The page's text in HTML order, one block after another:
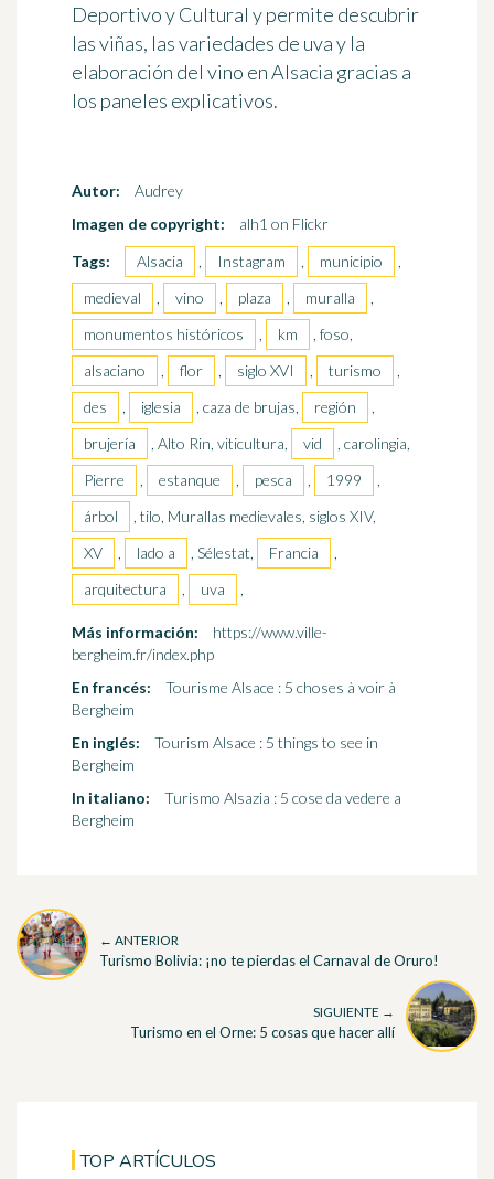
Deportivo y Cultural y permite descubrir
las viñas, las variedades de uva y la
elaboración del vino en Alsacia gracias a
los paneles explicativos.
Autor:
Audrey
Imagen de copyright:
alh1 on Flickr
Tags:
Alsacia , Instagram , municipio
,
medieval
, vino , plaza , muralla
,
monumentos históricos
, km
, foso,
alsaciano
, flor , siglo XVI , turismo
,
des
, iglesia , caza de brujas, región
,
brujería
, Alto Rin, viticultura, vid
, carolingia,
Pierre
, estanque , pesca , 1999
,
árbol
, tilo, Murallas medievales, siglos XIV,
XV
, lado a , Sélestat, Francia
,
arquitectura
, uva ,
Más información:
https://www.ville-
bergheim.fr/index.php
En francés:
Tourisme Alsace : 5 choses à voir à
Bergheim
En inglés:
Tourism Alsace : 5 things to see in
Bergheim
In italiano:
Turismo Alsazia : 5 cose da vedere a
Bergheim
← ANTERIOR
Turismo Bolivia: ¡no te pierdas el Carnaval de Oruro!
SIGUIENTE →
Turismo en el Orne: 5 cosas que hacer allí
TOP ARTÍCULOS